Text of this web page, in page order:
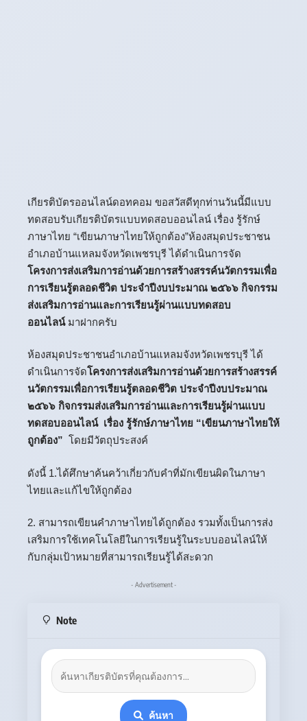
เกียรติบัตรออนไลน์ดอทคอม ขอสวัสดีทุกท่านวันนี้มีแบบ
ทดสอบรับเกียรติบัตรแบบทดสอบออนไลน์ เรื่อง รู้รักษ์
ภาษาไทย “เขียนภาษาไทยให้ถูกต้อง”ห้องสมุดประชาชน
อำเภอบ้านแหลมจังหวัดเพชรบุรี ได้ดำเนินการจัด
โครงการส่งเสริมการอ่านด้วยการสร้างสรรค์นวัตกรรมเพื่อ
การเรียนรู้ตลอดชีวิต ประจำปีงบประมาณ ๒๕๖๖ กิจกรรม
ส่งเสริมการอ่านและการเรียนรู้ผ่านแบบทดสอบ
ออนไลน์ มาฝากครับ
ห้องสมุดประชาชนอำเภอบ้านแหลมจังหวัดเพชรบุรี ได้
ดำเนินการจัดโครงการส่งเสริมการอ่านด้วยการสร้างสรรค์
นวัตกรรมเพื่อการเรียนรู้ตลอดชีวิต ประจำปีงบประมาณ
๒๕๖๖ กิจกรรมส่งเสริมการอ่านและการเรียนรู้ผ่านแบบ
ทดสอบออนไลน์ เรื่อง รู้รักษ์ภาษาไทย “เขียนภาษาไทยให้
ถูกต้อง” โดยมีวัตถุประสงค์
ดังนี้ 1.ได้ศึกษาค้นคว้าเกี่ยวกับคำที่มักเขียนผิดในภาษา
ไทยและแก้ไขให้ถูกต้อง
2. สามารถเขียนคำภาษาไทยได้ถูกต้อง รวมทั้งเป็นการส่ง
เสริมการใช้เทคโนโลยีในการเรียนรู้ในระบบออนไลน์ให้
กับกลุ่มเป้าหมายที่สามารถเรียนรู้ได้สะดวก
- Advertisement -
Note
ค้นหา